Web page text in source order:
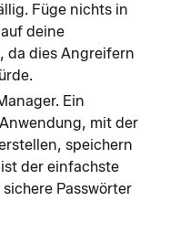
Füge nichts in
deine
da dies Angreifern
Ein
mit der
speichern
der einfachste
Passwörter